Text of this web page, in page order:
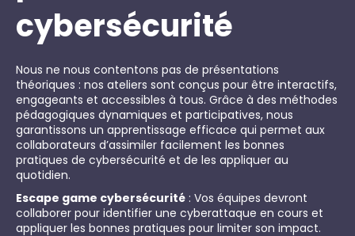
cybersécurité
Nous ne nous contentons pas de présentations
théoriques : nos ateliers sont conçus pour être interactifs,
engageants et accessibles à tous. Grâce à des méthodes
pédagogiques dynamiques et participatives, nous
garantissons un apprentissage efficace qui permet aux
collaborateurs d’assimiler facilement les bonnes
pratiques de cybersécurité et de les appliquer au
quotidien.
Escape game cybersécurité : Vos équipes devront
collaborer pour identifier une cyberattaque en cours et
appliquer les bonnes pratiques pour limiter son impact.